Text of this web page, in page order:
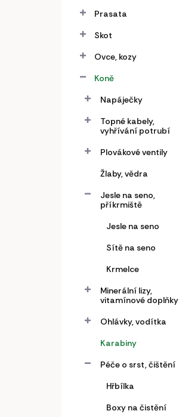
Prasata
Skot
Ovce, kozy
Koně
Napáječky
Topné kabely,
vyhřívání potrubí
Plovákové ventily
Žlaby, vědra
Jesle na seno,
příkrmiště
Jesle na seno
Sítě na seno
Krmelce
Minerální lizy,
vitamínové doplňky
Ohlávky, vodítka
Karabiny
Péče o srst, čištění
Hřbílka
Boxy na čistění